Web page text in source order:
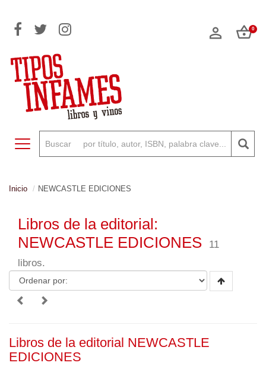
0
Toggle navigation
Inicio NEWCASTLE EDICIONES
Libros de la editorial:
NEWCASTLE EDICIONES
11
libros.
Libros de la editorial NEWCASTLE
EDICIONES